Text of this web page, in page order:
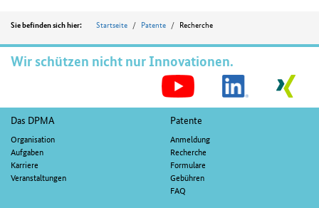
Position
Sie befinden sich hier: Startseite Patente Recherche
Wir schützen nicht nur Innovationen.
Fußnavigation
Das DPMA
Organisation
Aufgaben
Karriere
Veranstaltungen
Patente
Anmeldung
Recherche
Formulare
Gebühren
FAQ